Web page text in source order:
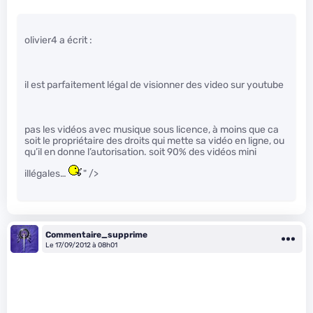
olivier4 a écrit :
il est parfaitement légal de visionner des video sur youtube
pas les vidéos avec musique sous licence, à moins que ca
soit le propriétaire des droits qui mette sa vidéo en ligne, ou
qu’il en donne l’autorisation. soit 90% des vidéos mini
illégales…
" />
Commentaire_supprime
Le 17/09/2012 à 08h01